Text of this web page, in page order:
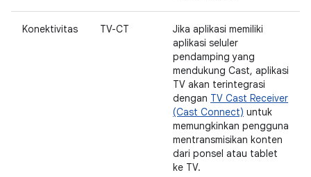
Konektivitas TV-CT
Jika aplikasi memiliki
aplikasi seluler
pendamping yang
mendukung Cast, aplikasi
TV akan terintegrasi
dengan TV Cast Receiver
(Cast Connect) untuk
memungkinkan pengguna
mentransmisikan konten
dari ponsel atau tablet
ke TV.